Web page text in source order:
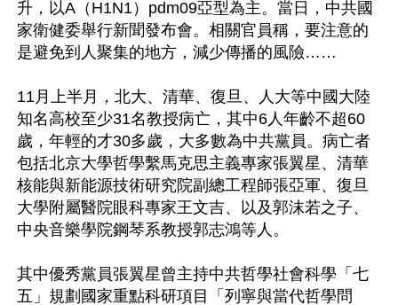
升，以A（H1N1）pdm09亞型為主。當日，中共國
家衛健委舉行新聞發布會。相關官員稱，要注意的
是避免到人聚集的地方，減少傳播的風險……
11月上半月，北大、清華、復旦、人大等中國大陸
知名高校至少31名教授病亡，其中6人年齡不超60
歲，年輕的才30多歲，大多數為中共黨員。病亡者
包括北京大學哲學繫馬克思主義專家張翼星、清華
核能與新能源技術研究院副總工程師張亞軍、復旦
大學附屬醫院眼科專家王文吉、以及郭沫若之子、
中央音樂學院鋼琴系教授郭志鴻等人。
其中優秀黨員張翼星曾主持中共哲學社會科學「七
五」規劃國家重點科研項目「列寧與當代哲學問